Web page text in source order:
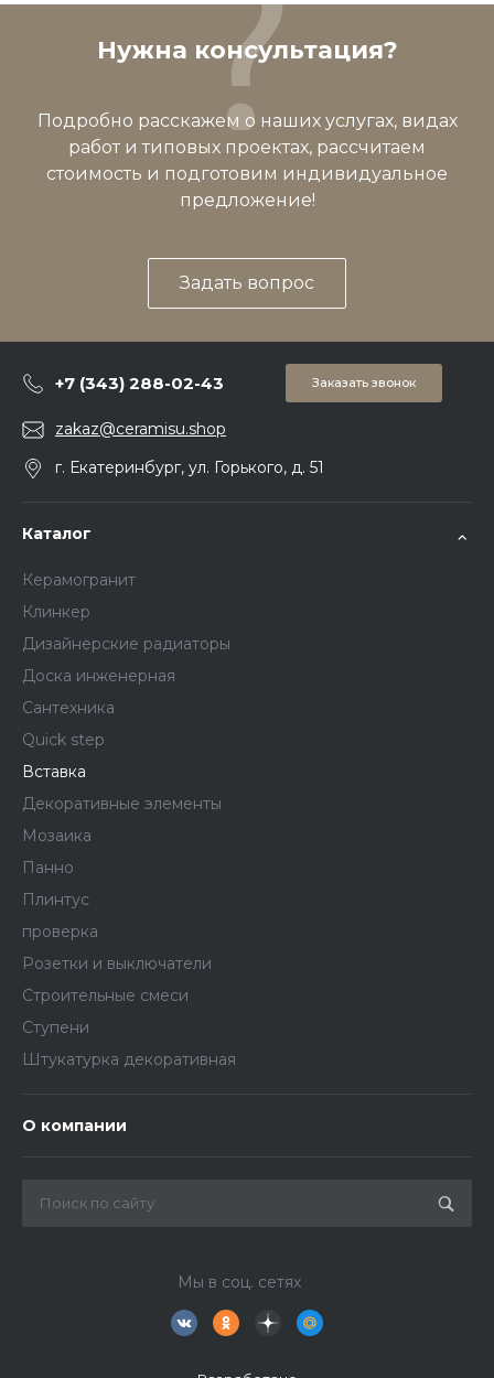
Нужна консультация?
Подробно расскажем о наших услугах, видах
работ и типовых проектах, рассчитаем
стоимость и подготовим индивидуальное
предложение!
Задать вопрос
+7 (343) 288-02-43 Заказать звонок
zakaz@ceramisu.shop
г. Екатеринбург, ул. Горького, д. 51
Каталог
Керамогранит
Клинкер
Дизайнерские радиаторы
Доска инженерная
Сантехника
Quick step
Вставка
Декоративные элементы
Мозаика
Панно
Плинтус
проверка
Розетки и выключатели
Строительные смеси
Ступени
Штукатурка декоративная
О компании
Мы в соц. сетях